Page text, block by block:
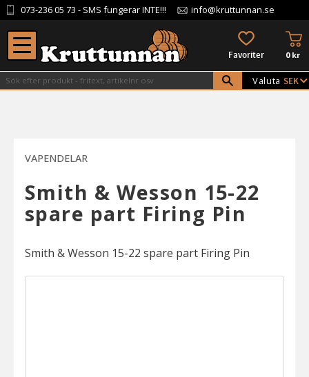
Meny
073-236 05 73 - SMS fungerar INTE!!! info@kruttunnan.se
FAVORITER 0kr
Valuta
VAPENDELAR
Smith & Wesson 15-22
spare part Firing Pin
Smith & Wesson 15-22 spare part Firing Pin